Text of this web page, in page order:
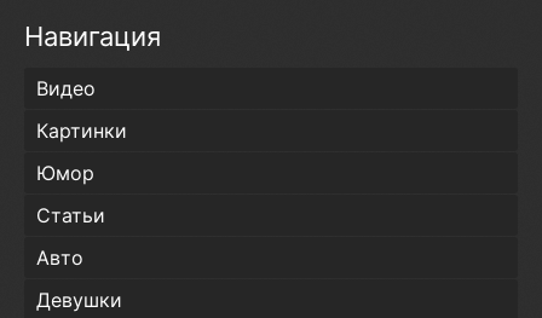
Навигация
Видео
Картинки
Юмор
Статьи
Авто
Девушки